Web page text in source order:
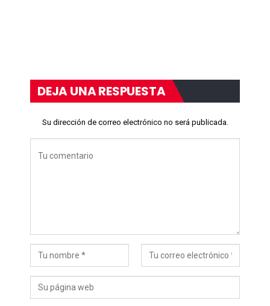
DEJA UNA RESPUESTA
Su dirección de correo electrónico no será publicada.